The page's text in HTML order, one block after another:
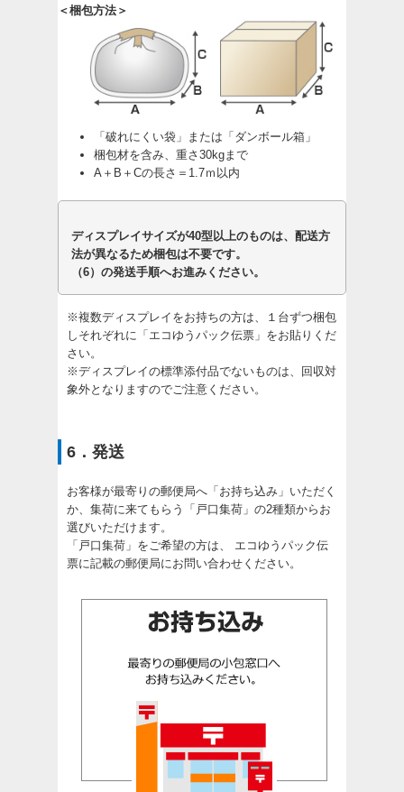
＜梱包方法＞
「破れにくい袋」または「ダンボール箱」
梱包材を含み、重さ30kgまで
A＋B＋Cの長さ＝1.7ｍ以内
ディスプレイサイズが40型以上のものは、配送方
法が異なるため梱包は不要です。
（6）の発送手順へお進みください。
※複数ディスプレイをお持ちの方は、１台ずつ梱包
しそれぞれに「エコゆうパック伝票」をお貼りくだ
さい。
※ディスプレイの標準添付品でないものは、回収対
象外となりますのでご注意ください。
6．発送
お客様が最寄りの郵便局へ「お持ち込み」いただく
か、集荷に来てもらう「戸口集荷」の2種類からお
選びいただけます。
「戸口集荷」をご希望の方は、 エコゆうパック伝
票に記載の郵便局にお問い合わせください。